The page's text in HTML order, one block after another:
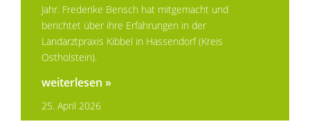
Jahr. Frederike Bensch hat mitgemacht und
berichtet über ihre Erfahrungen in der
Landarztpraxis Kibbel in Hassendorf (Kreis
Ostholstein).
weiterlesen »
25. April 2026